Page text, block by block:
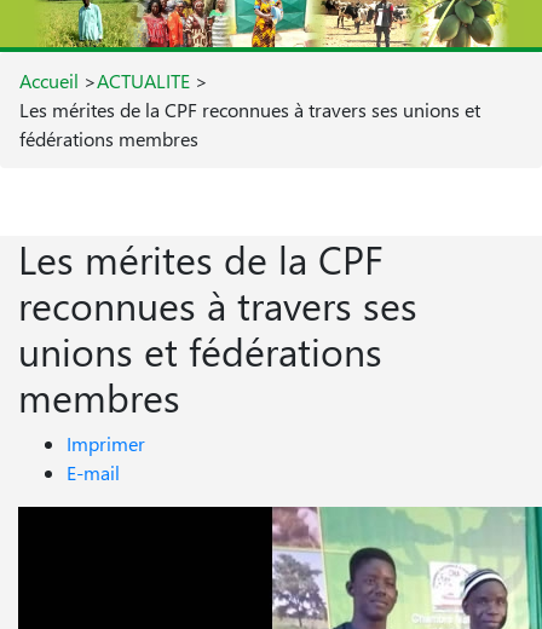
Accueil >ACTUALITE >
Les mérites de la CPF reconnues à travers ses unions et
fédérations membres
Les mérites de la CPF
reconnues à travers ses
unions et fédérations
membres
Imprimer
E-mail